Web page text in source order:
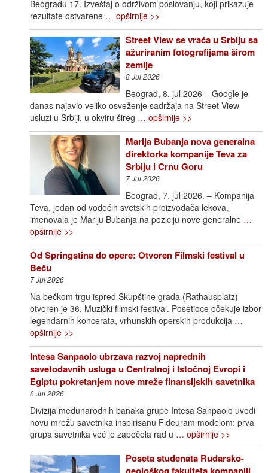
Beogradu 17. Izveštaj o održivom poslovanju, koji prikazuje
rezultate ostvarene … opširnije >>
Street View se vraća u Srbiju sa
ažuriranim fotografijama širom
zemlje
8 Jul 2026
Beograd, 8. jul 2026 – Google je
danas najavio veliko osveženje sadržaja na Street View
usluzi u Srbiji, u okviru šireg … opširnije >>
Marija Bubanja nova generalna
direktorka kompanije Teva za
Srbiju i Crnu Goru
7 Jul 2026
Beograd, 7. jul 2026. – Kompanija
Teva, jedan od vodećih svetskih proizvođača lekova,
imenovala je Mariju Bubanja na poziciju nove generalne …
opširnije >>
Od Springstina do opere: Otvoren Filmski festival u
Beču
7 Jul 2026
Na bečkom trgu ispred Skupštine grada (Rathausplatz)
otvoren je 36. Muzički filmski festival. Posetioce očekuje izbor
legendarnih koncerata, vrhunskih operskih produkcija …
opširnije >>
Intesa Sanpaolo ubrzava razvoj naprednih
savetodavnih usluga u Centralnoj i Istočnoj Evropi i
Egiptu pokretanjem nove mreže finansijskih savetnika
6 Jul 2026
Divizija međunarodnih banaka grupe Intesa Sanpaolo uvodi
novu mrežu savetnika inspirisanu Fideuram modelom: prva
grupa savetnika već je započela rad u … opširnije >>
Poseta studenata Rudarsko-
geološkog fakulteta kompaniji